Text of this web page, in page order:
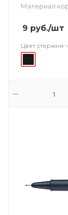
Материал
9 руб./шт
Цвет стержня: